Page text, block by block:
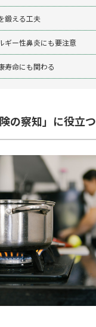
鍛える工夫
ギー性鼻炎にも要注意
寿命にも関わる
の察知」に役立つ